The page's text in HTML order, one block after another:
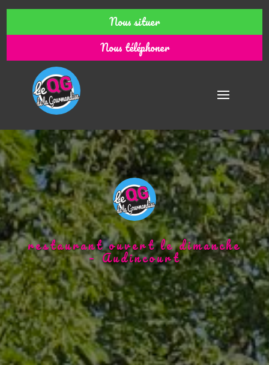
Nous situer
Nous téléphoner
restaurant ouvert le dimanche
– Audincourt